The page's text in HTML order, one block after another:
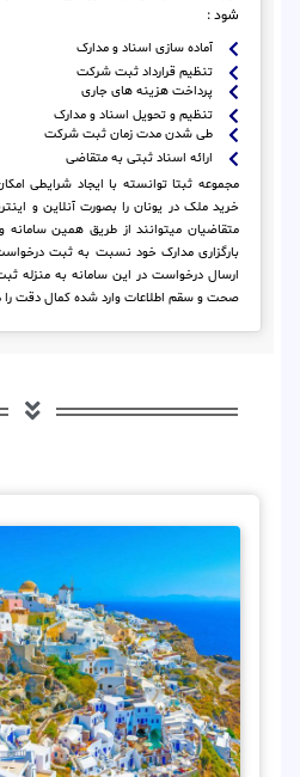
شود :
آماده سازی اسناد و مدارک
تنظیم قرارداد ثبت شرکت
پرداخت هزینه های جاری
تنظیم و تحویل اسناد و مدارک
طی شدن مدت زمان ثبت شرکت
ارائه اسناد ثبتی به متقاضی
مجموعه ثبتا توانسته با ایجاد شرایطی
خرید ملک در یونان را بصورت آنلاین و
متقاضیان میتوانند از طریق همین
بارگزاری مدارک خود نسبت به ثبت
ارسال درخواست در این سامانه به منزله
صحت و سقم اطلاعات وارد شده کمال دقت را